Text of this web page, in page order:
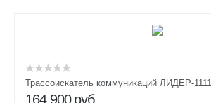
Трассоискатель коммуникаций ЛИДЕР-1111
164 900 руб.